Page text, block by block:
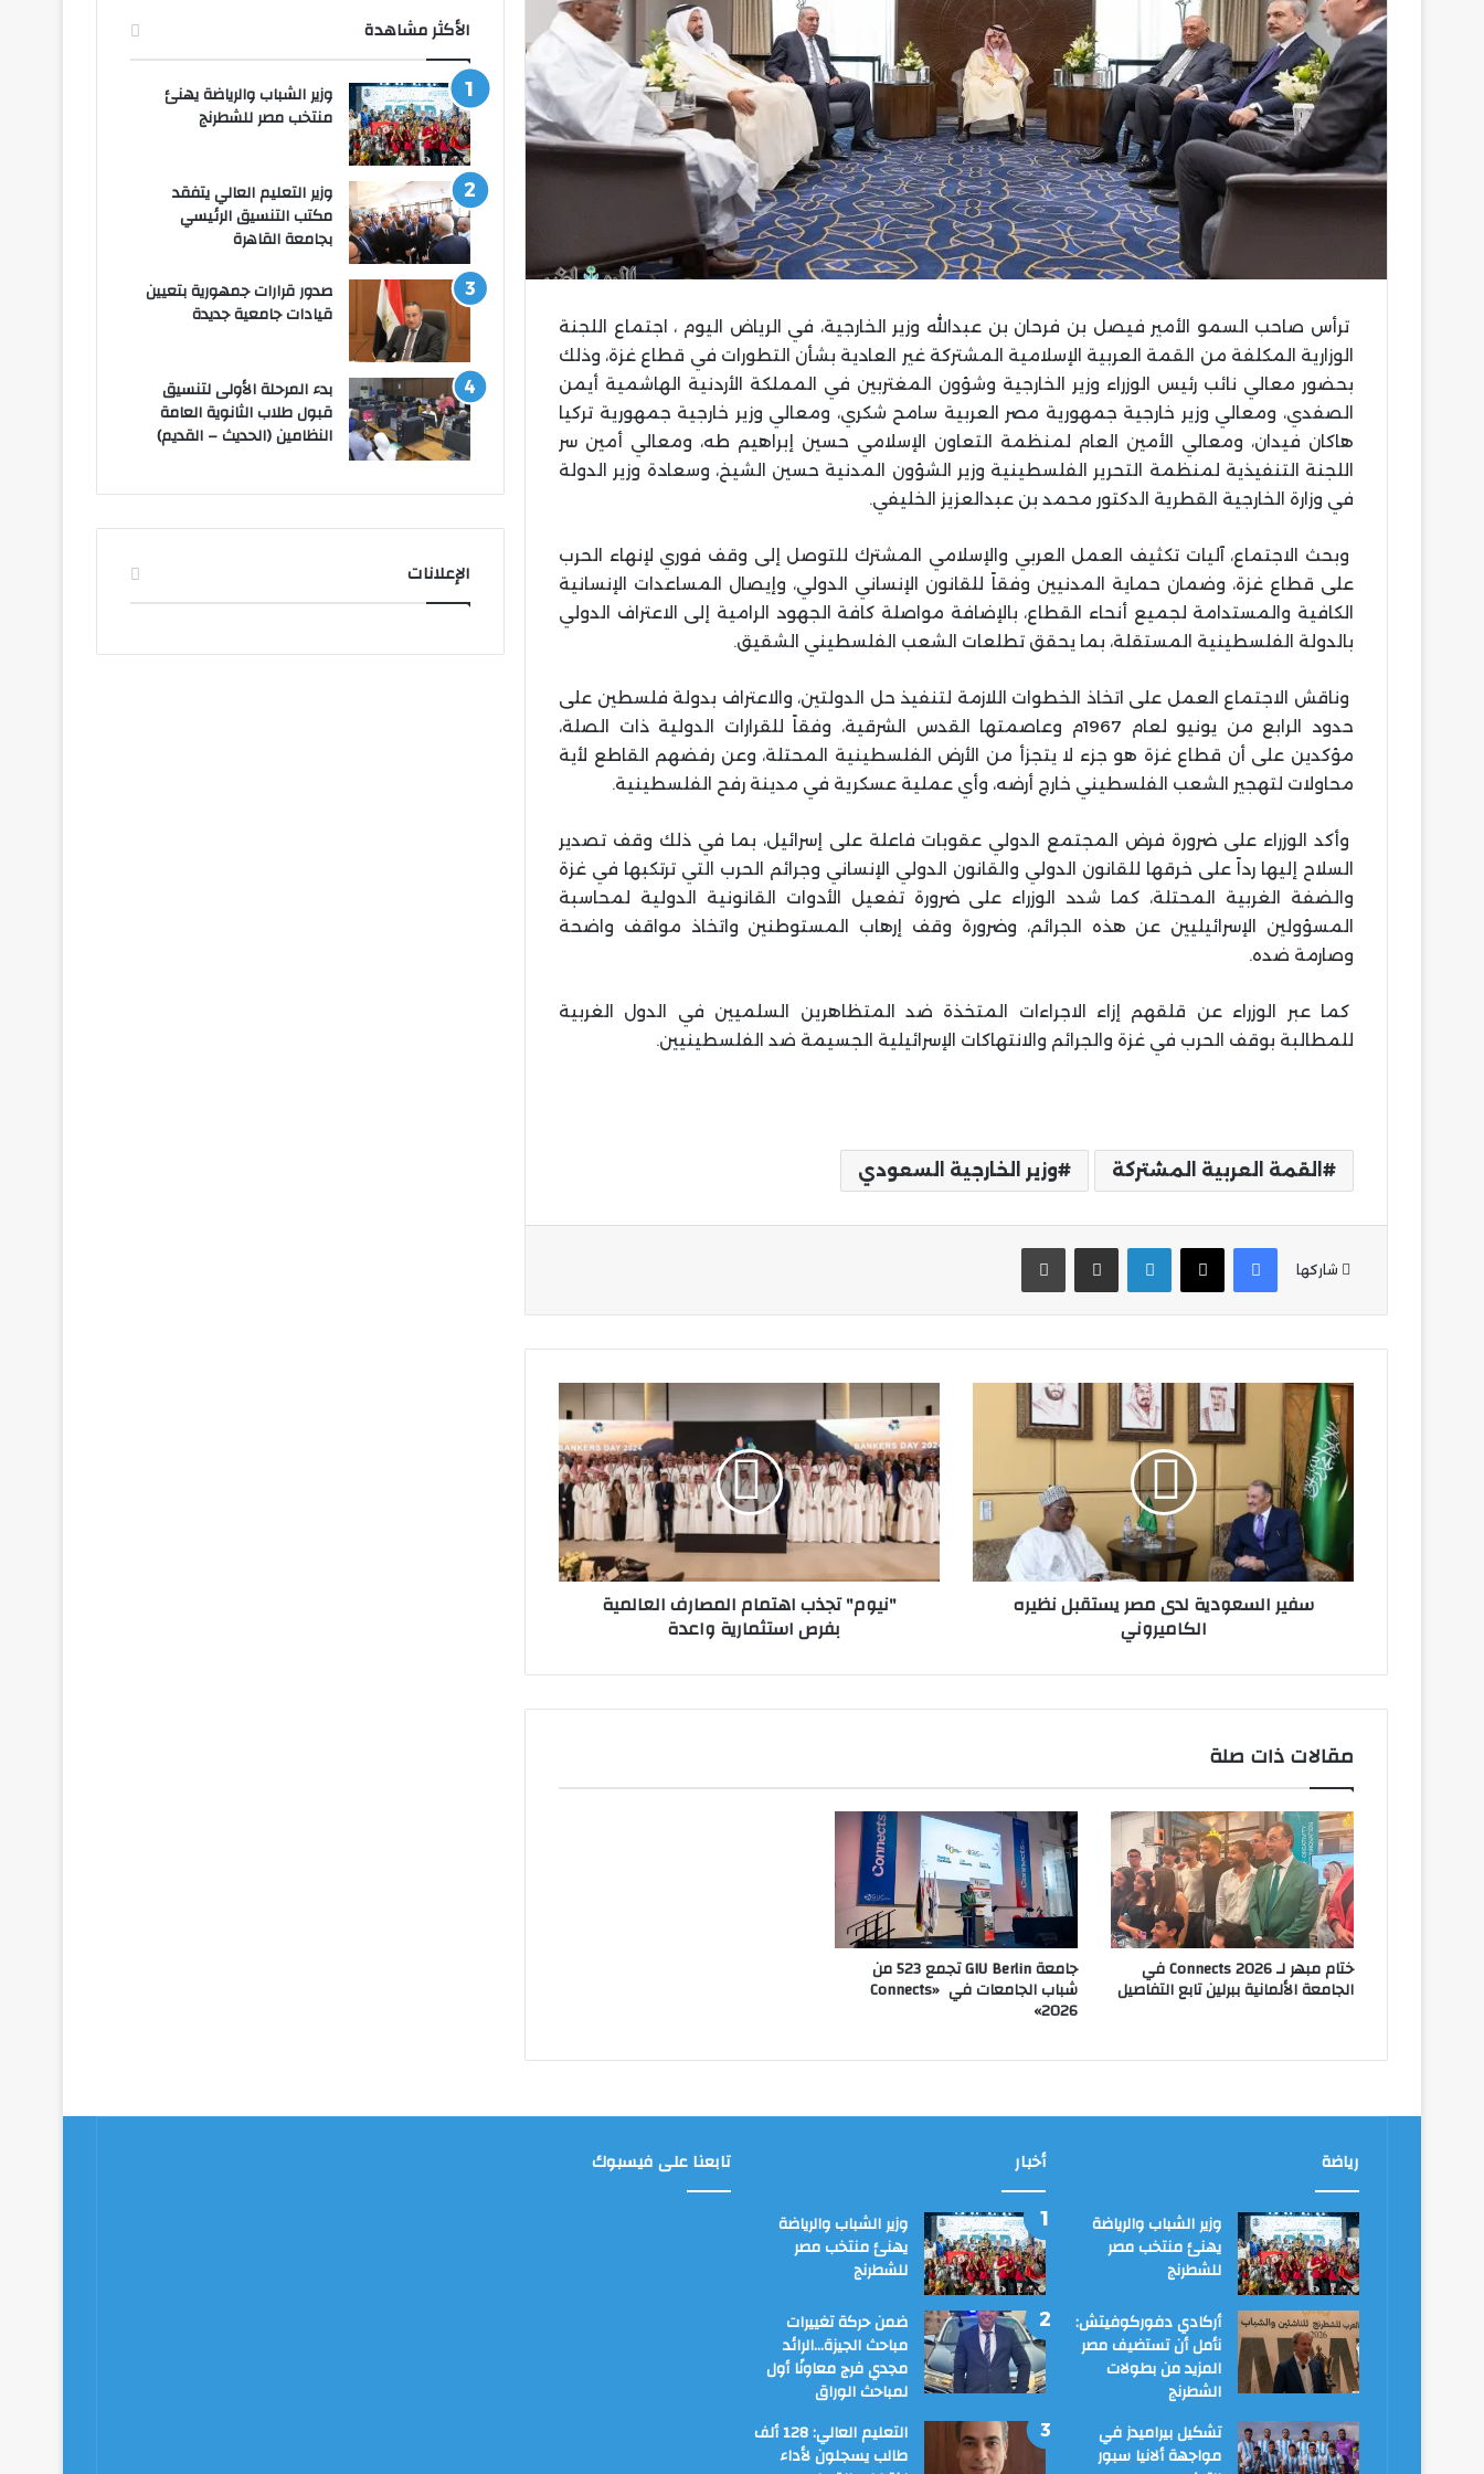
ترأس صاحب السمو الأمير فيصل بن فرحان بن عبدالله وزير الخارجية، في الرياض اليوم ، اجتماع اللجنة
الوزارية المكلفة من القمة العربية الإسلامية المشتركة غير العادية بشأن التطورات في قطاع غزة، وذلك
بحضور معالي نائب رئيس الوزراء وزير الخارجية وشؤون المغتربين في المملكة الأردنية الهاشمية أيمن
الصفدي، ومعالي وزير خارجية جمهورية مصر العربية سامح شكري، ومعالي وزير خارجية جمهورية تركيا
هاكان فيدان، ومعالي الأمين العام لمنظمة التعاون الإسلامي حسين إبراهيم طه، ومعالي أمين سر
اللجنة التنفيذية لمنظمة التحرير الفلسطينية وزير الشؤون المدنية حسين الشيخ، وسعادة وزير الدولة
في وزارة الخارجية القطرية الدكتور محمد بن عبدالعزيز الخليفي.
وبحث الاجتماع، آليات تكثيف العمل العربي والإسلامي المشترك للتوصل إلى وقف فوري لإنهاء الحرب
على قطاع غزة، وضمان حماية المدنيين وفقاً للقانون الإنساني الدولي، وإيصال المساعدات الإنسانية
الكافية والمستدامة لجميع أنحاء القطاع، بالإضافة مواصلة كافة الجهود الرامية إلى الاعتراف الدولي
بالدولة الفلسطينية المستقلة، بما يحقق تطلعات الشعب الفلسطيني الشقيق.
وناقش الاجتماع العمل على اتخاذ الخطوات اللازمة لتنفيذ حل الدولتين، والاعتراف بدولة فلسطين على
حدود الرابع من يونيو لعام 1967م وعاصمتها القدس الشرقية، وفقاً للقرارات الدولية ذات الصلة،
مؤكدين على أن قطاع غزة هو جزء لا يتجزأ من الأرض الفلسطينية المحتلة، وعن رفضهم القاطع لأية
محاولات لتهجير الشعب الفلسطيني خارج أرضه، وأي عملية عسكرية في مدينة رفح الفلسطينية.
وأكد الوزراء على ضرورة فرض المجتمع الدولي عقوبات فاعلة على إسرائيل، بما في ذلك وقف تصدير
السلاح إليها رداً على خرقها للقانون الدولي والقانون الدولي الإنساني وجرائم الحرب التي ترتكبها في غزة
والضفة الغربية المحتلة، كما شدد الوزراء على ضرورة تفعيل الأدوات القانونية الدولية لمحاسبة
المسؤولين الإسرائيليين عن هذه الجرائم، وضرورة وقف إرهاب المستوطنين واتخاذ مواقف واضحة
وصارمة ضده.
كما عبر الوزراء عن قلقهم إزاء الاجراءات المتخذة ضد المتظاهرين السلميين في الدول الغربية
للمطالبة بوقف الحرب في غزة والجرائم والانتهاكات الإسرائيلية الجسيمة ضد الفلسطينيين.
القمة العربية المشتركة وزير الخارجية السعودي
شاركها
فيسبوك
‫X لينكدإن مشاركة عبر البريد طباعة
سفير
السعودية
لدى
مصر
يستقبل
نظيره
الكاميروني
سفير السعودية لدى مصر يستقبل نظيره
الكاميروني
تجذب
اهتمام
المصارف
العالمية
بفرص
استثمارية
"نيوم" تجذب اهتمام المصارف العالمية
بفرص استثمارية واعدة
مقالات ذات صلة
ختام مبهر لـ Connects 2026 في
الجامعة الألمانية ببرلين تابع التفاصيل
جامعة GIU Berlin تجمع 523 من
شباب الجامعات في «Connects
2026»
الأكثر مشاهدة
وزير الشباب والرياضة يهنئ
منتخب مصر للشطرنج
وزير التعليم العالي يتفقد
مكتب التنسيق الرئيسي
بجامعة القاهرة
صدور قرارات جمهورية بتعيين
قيادات جامعية جديدة
بدء المرحلة الأولى لتنسيق
قبول طلاب الثانوية العامة
النظامين (الحديث – القديم)
الإعلانات
رياضة
وزير الشباب والرياضة
يهنئ منتخب مصر
للشطرنج
أركادي دفوركوفيتش:
نأمل أن تستضيف مصر
المزيد من بطولات
الشطرنج
تشكيل بيراميدز في
مواجهة ألانيا سبور
أخبار
وزير الشباب والرياضة
يهنئ منتخب مصر
للشطرنج
ضمن حركة تغييرات
مباحث الجيزة…الرائد
مجدي فرج معاونًا أول
لمباحث الوراق
التعليم العالي: 128 ألف
طالب يسجلون لأداء
تابعنا على فيسبوك